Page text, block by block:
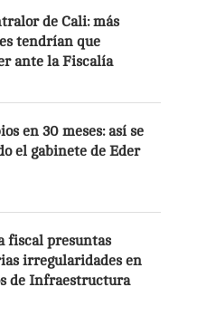
de Cali: más
tendrían que
ante la Fiscalía
en 30 meses: así se
el gabinete de Eder
fiscal presuntas
irregularidades en
de Infraestructura